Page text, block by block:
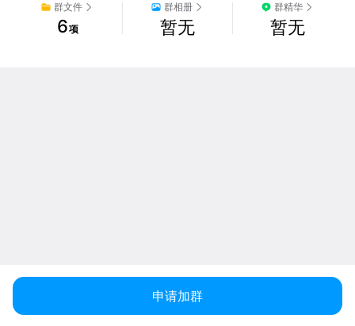
群文件
6项
群相册
暂无
群精华
暂无
申请加群